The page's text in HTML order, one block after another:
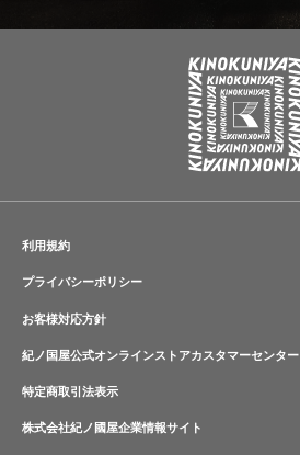
利用規約
プライバシーポリシー
お客様対応方針
紀ノ国屋公式オンラインストアカスタマーセンター
特定商取引法表示
株式会社紀ノ國屋企業情報サイト